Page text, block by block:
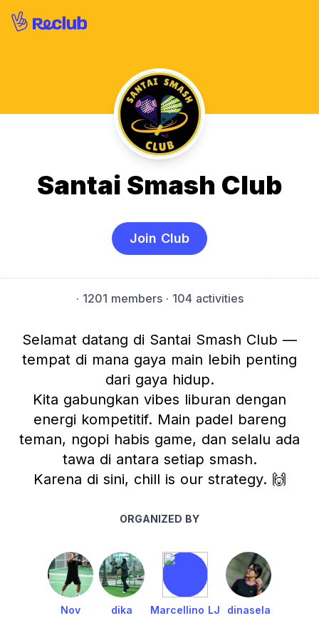
Santai Smash Club
Join Club
· 1201 members· 104 activities
Selamat datang di Santai Smash Club —
tempat di mana gaya main lebih penting
dari gaya hidup.
Kita gabungkan vibes liburan dengan
energi kompetitif. Main padel bareng
teman, ngopi habis game, dan selalu ada
tawa di antara setiap smash.
Karena di sini, chill is our strategy. 🙌
ORGANIZED BY
Nov dika Marcellino LJ dinasela